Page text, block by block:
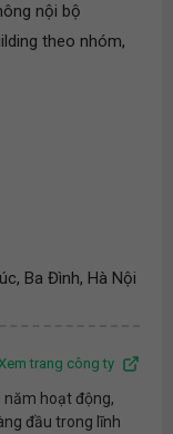
nội bộ
theo nhóm,
Ba Đình, Hà Nội
trang công ty
năm hoạt động,
đầu trong lĩnh